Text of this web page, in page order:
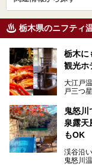
栃木県のニフティ
栃木に
観光ホ
大江戸
戸三つ
ここは
建つホ
ナ、フ
ポット
たり。
鬼怒川
泉露天
もOK
渓谷沿
鬼怒川